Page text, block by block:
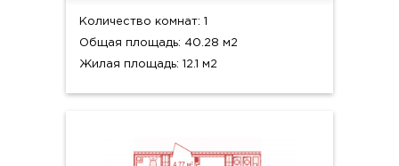
Количество комнат: 1
Общая площадь: 40.28 м2
Жилая площадь: 12.1 м2